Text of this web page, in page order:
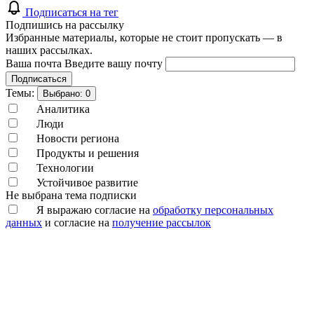
Подписаться на тег
Подпишись на рассылку
Избранные материалы, которые не стоит пропускать — в
наших рассылках.
Ваша почта Введите вашу почту
Подписаться
Темы: Выбрано: 0
Аналитика
Люди
Новости региона
Продукты и решения
Технологии
Устойчивое развитие
Не выбрана тема подписки
Я выражаю согласие на обработку персональных
данных и согласие на получение рассылок